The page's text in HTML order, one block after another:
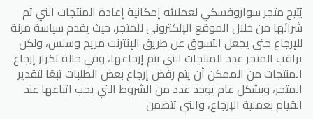
يُتيح متجر سواروفسكي لعملائه إمكانية إعادة المنتجات التي تم
شرائها من خلال الموقع الإلكتروني للمتجر، حيث يقدم سياسة مرنة
للإرجاع حتى يجعل التسوق عن طريق الإنترنت مريح وسلس، ولكن
يراقب المتجر عدد المنتجات التي يتم إرجاعها، وفي حالة تكرار إرجاع
المنتجات من الممكن أن يتم رفض إرجاع بعض الطلبات تبعًا لتقدير
المتجر، وبشكل عام يوجد عدد من الشروط التي يجب اتباعها عند
القيام بعملية الإرجاع، والتي تتضمن